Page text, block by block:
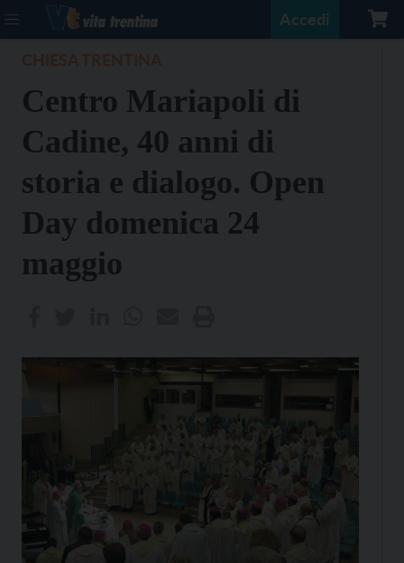
Accedi
Centro Mariapoli di
Cadine, 40 anni di
storia e dialogo. Open
Day domenica 24
maggio